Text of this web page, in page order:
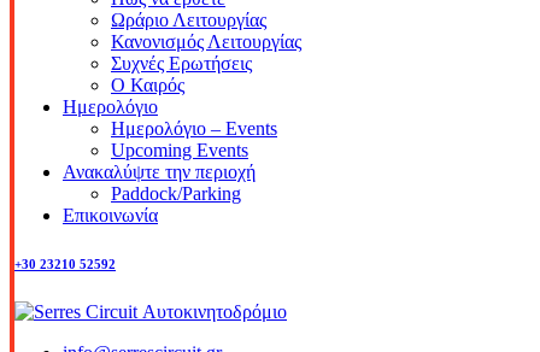
Ωράριο Λειτουργίας
Κανονισμός Λειτουργίας
Συχνές Ερωτήσεις
Ο Καιρός
Ημερολόγιο
Ημερολόγιο – Events
Upcoming Events
Ανακαλύψτε την περιοχή
Paddock/Parking
Επικοινωνία
+30 23210 52592